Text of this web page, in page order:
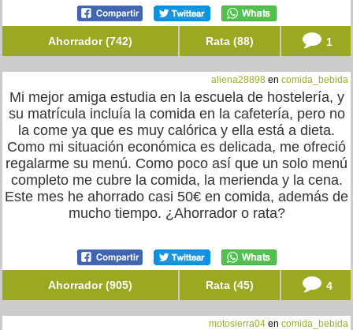
Ahorrador (742) Rata (88) 1
aliena28898 en comida_bebida
Mi mejor amiga estudia en la escuela de hostelería, y
su matrícula incluía la comida en la cafetería, pero no
la come ya que es muy calórica y ella está a dieta.
Como mi situación económica es delicada, me ofreció
regalarme su menú. Como poco así que un solo menú
completo me cubre la comida, la merienda y la cena.
Este mes he ahorrado casi 50€ en comida, además de
mucho tiempo. ¿Ahorrador o rata?
Ahorrador (905) Rata (45) 4
motosierra04 en comida_bebida